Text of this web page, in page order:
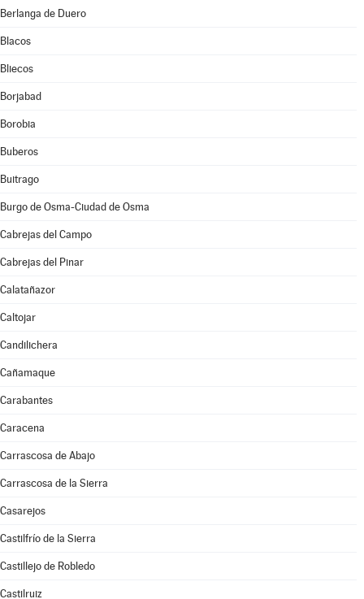
Berlanga de Duero
Blacos
Bliecos
Borjabad
Borobia
Buberos
Buitrago
Burgo de Osma-Ciudad de Osma
Cabrejas del Campo
Cabrejas del Pinar
Calatañazor
Caltojar
Candilichera
Cañamaque
Carabantes
Caracena
Carrascosa de Abajo
Carrascosa de la Sierra
Casarejos
Castilfrío de la Sierra
Castillejo de Robledo
Castilruiz